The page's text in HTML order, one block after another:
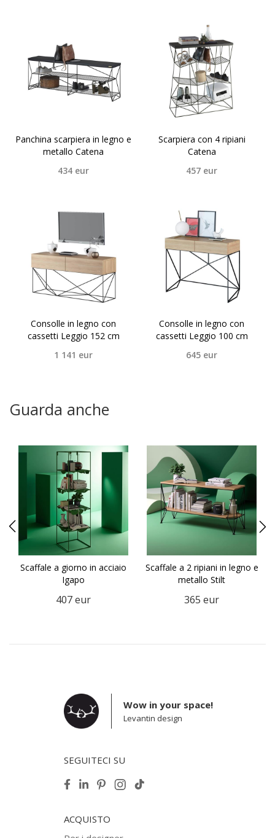
Panchina scarpiera in legno e
metallo Catena
434 eur
Scarpiera con 4 ripiani
Catena
457 eur
Consolle in legno con
cassetti Leggio 152 cm
1 141 eur
Consolle in legno con
cassetti Leggio 100 cm
645 eur
Guarda anche
Scaffale a giorno in acciaio
Igapo
407eur
Scaffale a 2 ripiani in legno e
metallo Stilt
365 eur
Wow in your space!
Levantin design
SEGUITECI SU
ACQUISTO